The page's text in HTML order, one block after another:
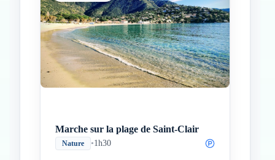
Marche sur la plage de Saint-Clair
Nature •1h30